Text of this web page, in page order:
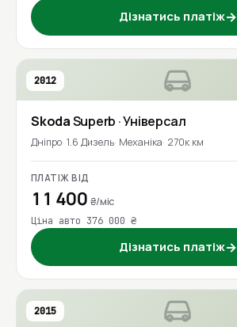
Дізнатись платіж→
2012
SkodaSuperb · Універсал
Дніпро 1.6 Дизель Механіка 270к км
ПЛАТІЖ ВІД
11 400 ₴/міс
Ціна авто 376 000 ₴
Дізнатись платіж→
2015